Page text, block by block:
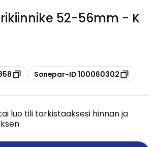
52-56mm - K
Kopioi
Sonepar-ID 100060302
luo tili tarkistaaksesi hinnan ja